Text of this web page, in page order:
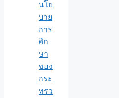
นโย
บาย
การ
ศึก
ษา
ของ
กระ
ทรว